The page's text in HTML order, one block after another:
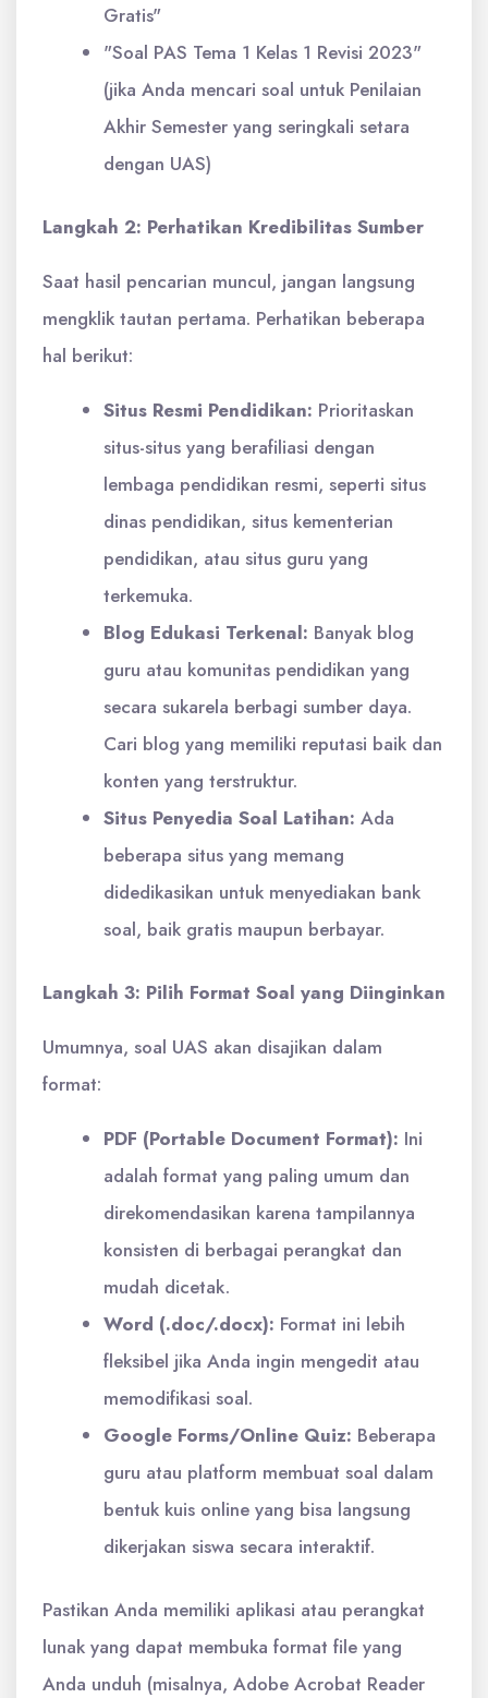
Gratis"
"Soal PAS Tema 1 Kelas 1 Revisi 2023"
(jika Anda mencari soal untuk Penilaian
Akhir Semester yang seringkali setara
dengan UAS)
Langkah 2: Perhatikan Kredibilitas Sumber
Saat hasil pencarian muncul, jangan langsung
mengklik tautan pertama. Perhatikan beberapa
hal berikut:
Situs Resmi Pendidikan: Prioritaskan
situs-situs yang berafiliasi dengan
lembaga pendidikan resmi, seperti situs
dinas pendidikan, situs kementerian
pendidikan, atau situs guru yang
terkemuka.
Blog Edukasi Terkenal: Banyak blog
guru atau komunitas pendidikan yang
secara sukarela berbagi sumber daya.
Cari blog yang memiliki reputasi baik dan
konten yang terstruktur.
Situs Penyedia Soal Latihan: Ada
beberapa situs yang memang
didedikasikan untuk menyediakan bank
soal, baik gratis maupun berbayar.
Langkah 3: Pilih Format Soal yang Diinginkan
Umumnya, soal UAS akan disajikan dalam
format:
PDF (Portable Document Format): Ini
adalah format yang paling umum dan
direkomendasikan karena tampilannya
konsisten di berbagai perangkat dan
mudah dicetak.
Word (.doc/.docx): Format ini lebih
fleksibel jika Anda ingin mengedit atau
memodifikasi soal.
Google Forms/Online Quiz: Beberapa
guru atau platform membuat soal dalam
bentuk kuis online yang bisa langsung
dikerjakan siswa secara interaktif.
Pastikan Anda memiliki aplikasi atau perangkat
lunak yang dapat membuka format file yang
Anda unduh (misalnya, Adobe Acrobat Reader